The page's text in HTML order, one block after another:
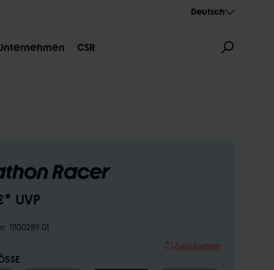
Deutsch
CSR
Racer
UVP
11100289.01
Zurücksetzen